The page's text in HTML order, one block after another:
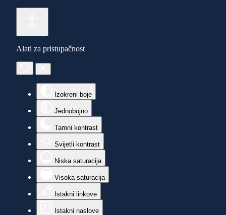
Alati za pristupačnost
Izokreni boje
Jednobojno
Tamni kontrast
Svijetli kontrast
Niska saturacija
Visoka saturacija
Istakni linkove
Istakni naslove